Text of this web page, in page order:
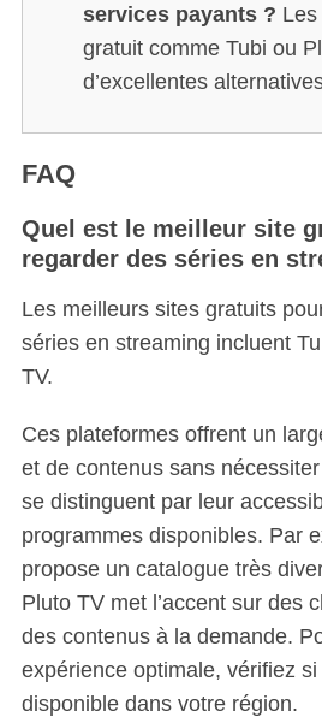
services payants ?
gratuit comme Tubi ou
d’excellentes
FAQ
Quel est le meilleur site
regarder des séries en
Les meilleurs sites gratuits
séries en streaming incluent
TV.
Ces plateformes offrent un
et de contenus sans
se distinguent par leur
programmes disponibles. Par
propose un catalogue très
Pluto TV met l’accent sur des
des contenus à la demande.
expérience optimale, vérifiez
disponible dans votre région.